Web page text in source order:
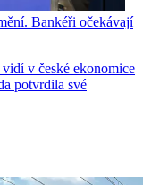
Bankéři očekávají
v české ekonomice
potvrdila své